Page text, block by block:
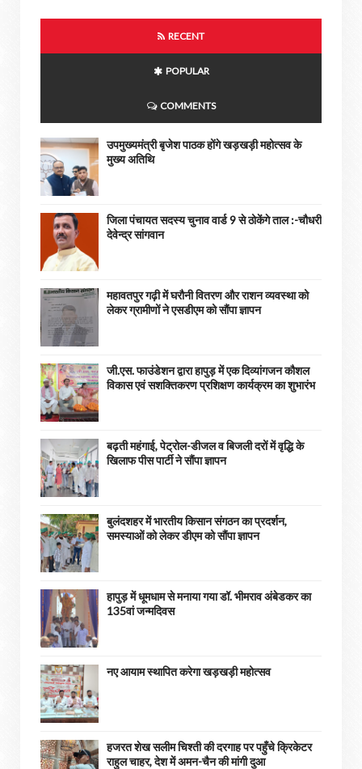
RECENT
POPULAR
COMMENTS
उपमुख्यमंत्री बृजेश पाठक होंगे खड़खड़ी महोत्सव के
मुख्य अतिथि
जिला पंचायत सदस्य चुनाव वार्ड 9 से ठोकेंगे ताल :-चौधरी
देवेन्द्र सांगवान
महावतपुर गढ़ी में घरौनी वितरण और राशन व्यवस्था को
लेकर ग्रामीणों ने एसडीएम को सौंपा ज्ञापन
जी.एस. फाउंडेशन द्वारा हापुड़ में एक दिव्यांगजन कौशल
विकास एवं सशक्तिकरण प्रशिक्षण कार्यक्रम का शुभारंभ
बढ़ती महंगाई, पेट्रोल-डीजल व बिजली दरों में वृद्धि के
खिलाफ पीस पार्टी ने सौंपा ज्ञापन
बुलंदशहर में भारतीय किसान संगठन का प्रदर्शन,
समस्याओं को लेकर डीएम को सौंपा ज्ञापन
हापुड़ में धूमधाम से मनाया गया डॉ. भीमराव अंबेडकर का
135वां जन्मदिवस
नए आयाम स्थापित करेगा खड़खड़ी महोत्सव
हजरत शेख सलीम चिश्ती की दरगाह पर पहुँचे क्रिकेटर
राहुल चाहर, देश में अमन-चैन की मांगी दुआ